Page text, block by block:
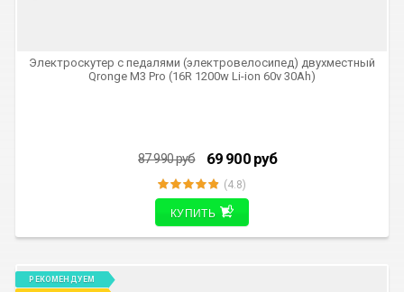
Электроскутер с педалями (электровелосипед) двухместный
Qronge M3 Pro (16R 1200w Li-ion 60v 30Ah)
87 990руб 69 900 руб
(4.8)
КУПИТЬ